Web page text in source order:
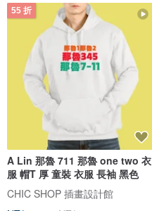
55 折
A Lin 那魯 711 那魯 one two 衣
服 帽T 厚 童裝 衣服 長袖 黑色
CHIC SHOP 插畫設計館